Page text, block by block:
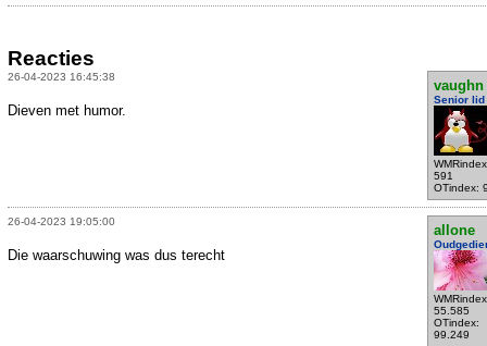
Reacties
26-04-2023 16:45:38
vaughn
Senior lid
591
OTindex:
Dieven met humor.
26-04-2023 19:05:00
allone
55.585
OTindex:
99.249
Die waarschuwing was dus terecht